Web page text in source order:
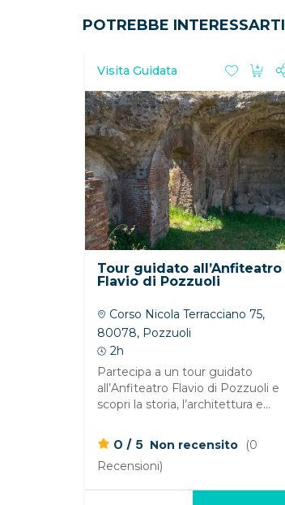
POTREBBE INTERESSARTI
Visita Guidata
Tour guidato all’Anfiteatro
Flavio di Pozzuoli
Corso Nicola Terracciano 75,
80078, Pozzuoli
2h
Partecipa a un tour guidato
all’Anfiteatro Flavio di Pozzuoli e
scopri la storia, l’architettura e...
0 /5 Non recensito
(0
Recensioni)